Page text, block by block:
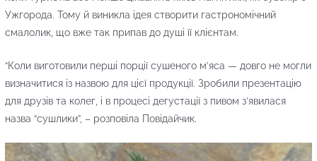
Ужгорода. Тому й виникла ідея створити гастрономічний
смалолик, що вже так припав до душі її клієнтам.
“Коли виготовили перші порції сушеного м’яса — довго не могли
визначитися із назвою для цієї продукції. Зробили презентацію
для друзів та колег, і в процесі дегустації з пивом з’явилася
назва “сушлики”, – розповіла Повідайчик.